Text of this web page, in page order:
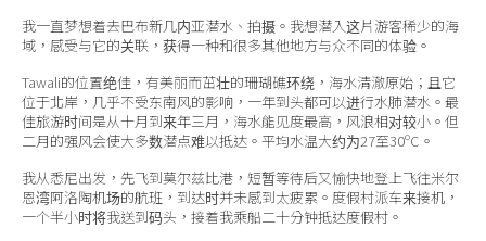
我一直梦想着去巴布新几内亚潜水、拍摄。我想潜入这片游客稀少的海
域，感受与它的关联，获得一种和很多其他地方与众不同的体验。
Tawali的位置绝佳，有美丽而茁壮的珊瑚礁环绕，海水清澈原始；且它
位于北岸，几乎不受东南风的影响，一年到头都可以进行水肺潜水。最
佳旅游时间是从十月到来年三月，海水能见度最高，风浪相对较小。但
二月的强风会使大多数潜点难以抵达。平均水温大约为27至30ºC。
我从悉尼出发，先飞到莫尔兹比港，短暂等待后又愉快地登上飞往米尔
恩湾阿洛陶机场的航班，到达时并未感到太疲累。度假村派车来接机，
一个半小时将我送到码头，接着我乘船二十分钟抵达度假村。